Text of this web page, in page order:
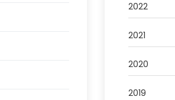
2022
2021
2020
2019